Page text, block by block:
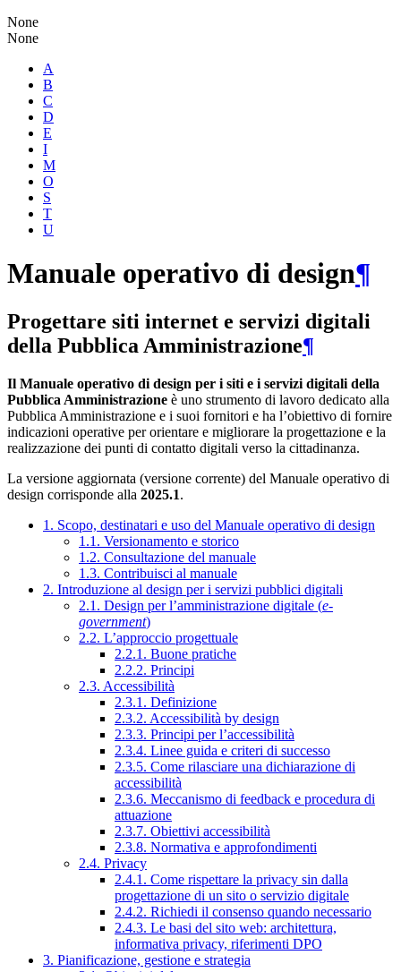
None
None
A
B
C
D
E
I
M
O
S
T
U
Manuale operativo di design¶
Progettare siti internet e servizi digitali
della Pubblica Amministrazione¶
Il Manuale operativo di design per i siti e i servizi digitali della
Pubblica Amministrazione è uno strumento di lavoro dedicato alla
Pubblica Amministrazione e i suoi fornitori e ha l’obiettivo di fornire
indicazioni operative per orientare e migliorare la progettazione e la
realizzazione dei punti di contatto digitali verso la cittadinanza.
La versione aggiornata (versione corrente) del Manuale operativo di
design corrisponde alla 2025.1.
1. Scopo, destinatari e uso del Manuale operativo di design
1.1. Versionamento e storico
1.2. Consultazione del manuale
1.3. Contribuisci al manuale
2. Introduzione al design per i servizi pubblici digitali
2.1. Design per l’amministrazione digitale (e-
government)
2.2. L’approccio progettuale
2.2.1. Buone pratiche
2.2.2. Principi
2.3. Accessibilità
2.3.1. Definizione
2.3.2. Accessibilità by design
2.3.3. Principi per l’accessibilità
2.3.4. Linee guida e criteri di successo
2.3.5. Come rilasciare una dichiarazione di
accessibilità
2.3.6. Meccanismo di feedback e procedura di
attuazione
2.3.7. Obiettivi accessibilità
2.3.8. Normativa e approfondimenti
2.4. Privacy
2.4.1. Come rispettare la privacy sin dalla
progettazione di un sito o servizio digitale
2.4.2. Richiedi il consenso quando necessario
2.4.3. Le basi del sito web: architettura,
informativa privacy, riferimenti DPO
3. Pianificazione, gestione e strategia